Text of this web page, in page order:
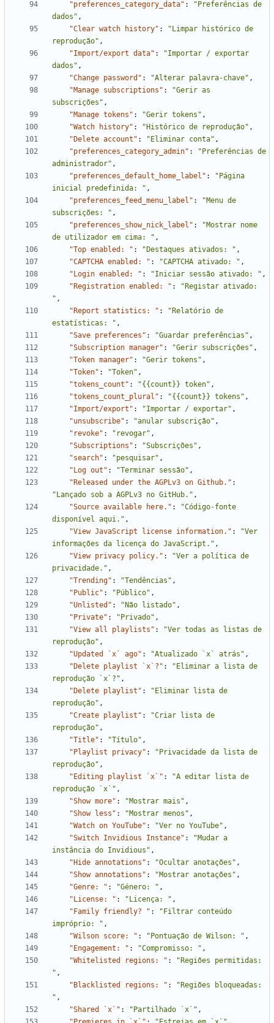
"preferences_category_data" :
"Preferências de
dados" ,
"Clear watch history" :
"Limpar histórico de
reprodução" ,
"Import/export data" :
"Importar / exportar
dados" ,
"Change password" : "Alterar palavra-chave" ,
"Manage subscriptions" :
"Gerir as
subscrições" ,
"Manage tokens" : "Gerir tokens" ,
"Watch history" : "Histórico de reprodução" ,
"Delete account" : "Eliminar conta" ,
"preferences_category_admin" :
"Preferências de
administrador" ,
"preferences_default_home_label" :
"Página
inicial predefinida: " ,
"preferences_feed_menu_label" :
"Menu de
subscrições: " ,
"preferences_show_nick_label" :
"Mostrar nome
de utilizador em cima: " ,
"Top enabled: " : "Destaques ativados: " ,
"CAPTCHA enabled: " : "CAPTCHA ativado: " ,
"Login enabled: " : "Iniciar sessão ativado: " ,
"Registration enabled: " :
"Registar ativado:
" ,
"Report statistics: " :
"Relatório de
estatísticas: " ,
"Save preferences" : "Guardar preferências" ,
"Subscription manager" : "Gerir subscrições" ,
"Token manager" : "Gerir tokens" ,
"Token" : "Token" ,
"tokens_count" : "{{count}} token" ,
"tokens_count_plural" : "{{count}} tokens" ,
"Import/export" : "Importar / exportar" ,
"unsubscribe" : "anular subscrição" ,
"revoke" : "revogar" ,
"Subscriptions" : "Subscrições" ,
"search" : "pesquisar" ,
"Log out" : "Terminar sessão" ,
"Released under the AGPLv3 on Github." :
"Lançado sob a AGPLv3 no GitHub." ,
"Source available here." :
"Código-fonte
disponível aqui." ,
"View JavaScript license information." :
"Ver
informações da licença do JavaScript." ,
"View privacy policy." :
"Ver a política de
privacidade." ,
"Trending" : "Tendências" ,
"Public" : "Público" ,
"Unlisted" : "Não listado" ,
"Private" : "Privado" ,
"View all playlists" :
"Ver todas as listas de
reprodução" ,
"Updated `x` ago" : "Atualizado `x` atrás" ,
"Delete playlist `x`?" :
"Eliminar a lista de
reprodução `x`?" ,
"Delete playlist" :
"Eliminar lista de
reprodução" ,
"Create playlist" :
"Criar lista de
reprodução" ,
"Title" : "Título" ,
"Playlist privacy" :
"Privacidade da lista de
reprodução" ,
"Editing playlist `x`" :
"A editar lista de
reprodução `x`" ,
"Show more" : "Mostrar mais" ,
"Show less" : "Mostrar menos" ,
"Watch on YouTube" : "Ver no YouTube" ,
"Switch Invidious Instance" :
"Mudar a
instância do Invidious" ,
"Hide annotations" : "Ocultar anotações" ,
"Show annotations" : "Mostrar anotações" ,
"Genre: " : "Género: " ,
"License: " : "Licença: " ,
"Family friendly? " :
"Filtrar conteúdo
impróprio: " ,
"Wilson score: " : "Pontuação de Wilson: " ,
"Engagement: " : "Compromisso: " ,
"Whitelisted regions: " :
"Regiões permitidas:
" ,
"Blacklisted regions: " :
"Regiões bloqueadas:
" ,
"Shared `x`" : "Partilhado `x`" ,